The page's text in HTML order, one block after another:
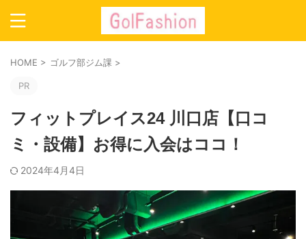
HOME > ゴルフ部ジム課 >
PR
フィットプレイス24 川口店【口コ
ミ・設備】お得に入会はココ！
2024年4月4日